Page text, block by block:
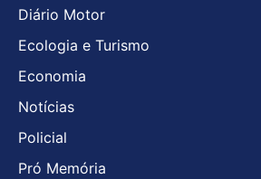
Diário Motor
Ecologia e Turismo
Economia
Notícias
Policial
Pró Memória